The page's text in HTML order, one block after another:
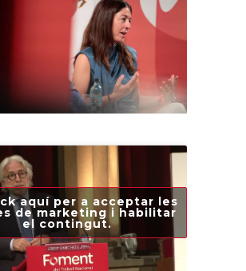
aquí per a acceptar les
de marketing i habilitar
el contingut.